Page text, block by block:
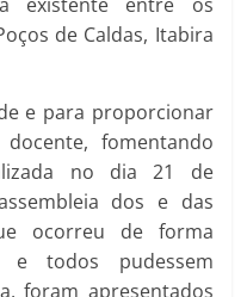
de Caldas, Itabira
e para proporcionar
fomentando
no dia 21 de
dos e das
ocorreu de forma
todos pudessem
foram apresentados